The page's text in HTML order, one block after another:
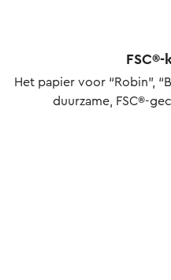
Het papier voor “Robin”,
duurzame, FSC®-